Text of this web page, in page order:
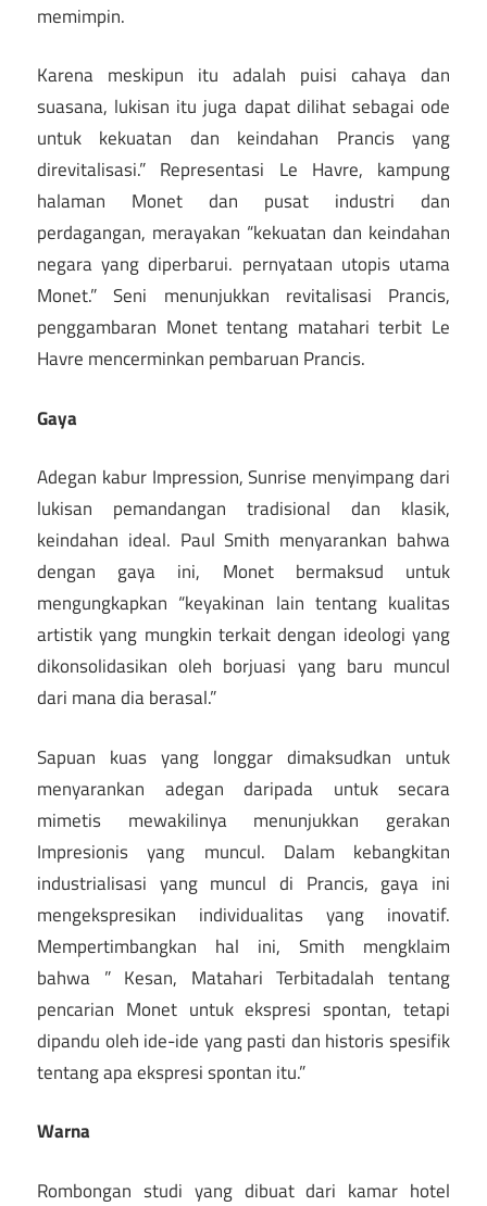
memimpin.
Karena meskipun itu adalah puisi cahaya dan
suasana, lukisan itu juga dapat dilihat sebagai ode
untuk kekuatan dan keindahan Prancis yang
direvitalisasi.” Representasi Le Havre, kampung
halaman Monet dan pusat industri dan
perdagangan, merayakan “kekuatan dan keindahan
negara yang diperbarui. pernyataan utopis utama
Monet.” Seni menunjukkan revitalisasi Prancis,
penggambaran Monet tentang matahari terbit Le
Havre mencerminkan pembaruan Prancis.
Gaya
Adegan kabur Impression, Sunrise menyimpang dari
lukisan pemandangan tradisional dan klasik,
keindahan ideal. Paul Smith menyarankan bahwa
dengan gaya ini, Monet bermaksud untuk
mengungkapkan “keyakinan lain tentang kualitas
artistik yang mungkin terkait dengan ideologi yang
dikonsolidasikan oleh borjuasi yang baru muncul
dari mana dia berasal.”
Sapuan kuas yang longgar dimaksudkan untuk
menyarankan adegan daripada untuk secara
mimetis mewakilinya menunjukkan gerakan
Impresionis yang muncul. Dalam kebangkitan
industrialisasi yang muncul di Prancis, gaya ini
mengekspresikan individualitas yang inovatif.
Mempertimbangkan hal ini, Smith mengklaim
bahwa ” Kesan, Matahari Terbitadalah tentang
pencarian Monet untuk ekspresi spontan, tetapi
dipandu oleh ide-ide yang pasti dan historis spesifik
tentang apa ekspresi spontan itu.”
Warna
Rombongan studi yang dibuat dari kamar hotel